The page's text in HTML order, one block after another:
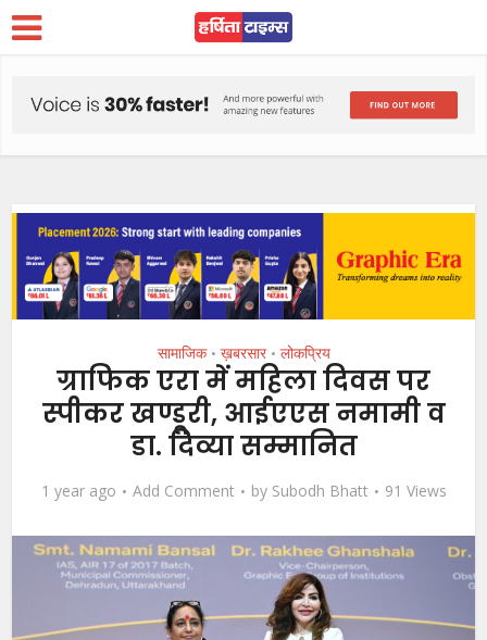
सामाजिक • ख़बरसार • लोकप्रिय
ग्राफिक एरा में महिला दिवस पर
स्पीकर खण्डूरी, आईएएस नमामी व
डा. दिव्या सम्मानित
1 year ago Add Comment by Subodh Bhatt 91 Views